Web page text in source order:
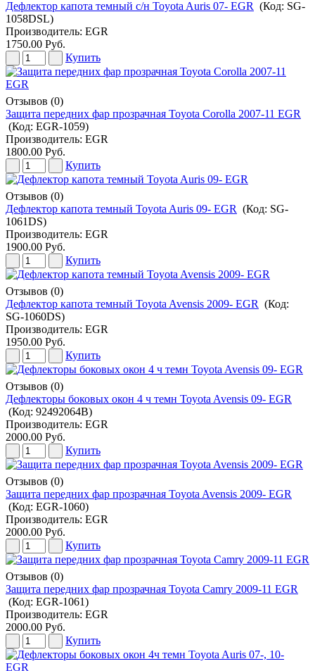
Дефлектор капота темный с/н Toyota Auris 07- EGR (Код: SG-
1058DSL)
Производитель: EGR
1750.00 Руб.
Купить
Отзывов (0)
Защита передних фар прозрачная Toyota Corolla 2007-11 EGR
(Код: EGR-1059)
Производитель: EGR
1800.00 Руб.
Купить
Отзывов (0)
Дефлектор капота темный Toyota Auris 09- EGR (Код: SG-
1061DS)
Производитель: EGR
1900.00 Руб.
Купить
Отзывов (0)
Дефлектор капота темный Toyota Avensis 2009- EGR (Код:
SG-1060DS)
Производитель: EGR
1950.00 Руб.
Купить
Отзывов (0)
Дефлекторы боковых окон 4 ч темн Toyota Avensis 09- EGR
(Код: 92492064B)
Производитель: EGR
2000.00 Руб.
Купить
Отзывов (0)
Защита передних фар прозрачная Toyota Avensis 2009- EGR
(Код: EGR-1060)
Производитель: EGR
2000.00 Руб.
Купить
Отзывов (0)
Защита передних фар прозрачная Toyota Camry 2009-11 EGR
(Код: EGR-1061)
Производитель: EGR
2000.00 Руб.
Купить